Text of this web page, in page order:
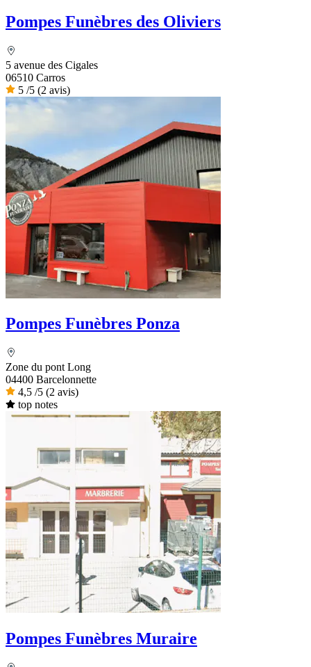
Pompes Funèbres des Oliviers
5 avenue des Cigales
06510 Carros
5 /5 (2 avis)
Pompes Funèbres Ponza
Zone du pont Long
04400 Barcelonnette
4,5 /5 (2 avis)
top notes
Pompes Funèbres Muraire